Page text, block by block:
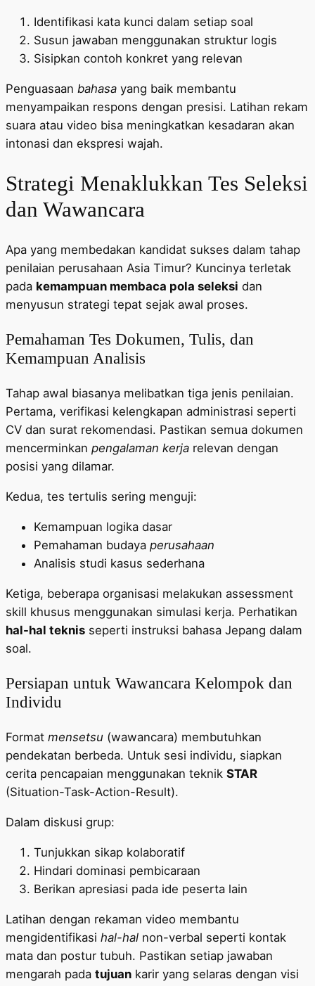
Identifikasi kata kunci dalam setiap soal
Susun jawaban menggunakan struktur logis
Sisipkan contoh konkret yang relevan
Penguasaan bahasa yang baik membantu
menyampaikan respons dengan presisi. Latihan rekam
suara atau video bisa meningkatkan kesadaran akan
intonasi dan ekspresi wajah.
Strategi Menaklukkan Tes Seleksi
dan Wawancara
Apa yang membedakan kandidat sukses dalam tahap
penilaian perusahaan Asia Timur? Kuncinya terletak
pada kemampuan membaca pola seleksi dan
menyusun strategi tepat sejak awal proses.
Pemahaman Tes Dokumen, Tulis, dan
Kemampuan Analisis
Tahap awal biasanya melibatkan tiga jenis penilaian.
Pertama, verifikasi kelengkapan administrasi seperti
CV dan surat rekomendasi. Pastikan semua dokumen
mencerminkan pengalaman kerja relevan dengan
posisi yang dilamar.
Kedua, tes tertulis sering menguji:
Kemampuan logika dasar
Pemahaman budaya perusahaan
Analisis studi kasus sederhana
Ketiga, beberapa organisasi melakukan assessment
skill khusus menggunakan simulasi kerja. Perhatikan
hal-hal teknis seperti instruksi bahasa Jepang dalam
soal.
Persiapan untuk Wawancara Kelompok dan
Individu
Format mensetsu (wawancara) membutuhkan
pendekatan berbeda. Untuk sesi individu, siapkan
cerita pencapaian menggunakan teknik STAR
(Situation-Task-Action-Result).
Dalam diskusi grup:
Tunjukkan sikap kolaboratif
Hindari dominasi pembicaraan
Berikan apresiasi pada ide peserta lain
Latihan dengan rekaman video membantu
mengidentifikasi hal-hal non-verbal seperti kontak
mata dan postur tubuh. Pastikan setiap jawaban
mengarah pada tujuan karir yang selaras dengan visi